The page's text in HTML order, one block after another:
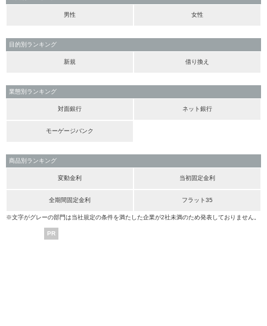
男性 女性
目的別ランキング
新規 借り換え
業態別ランキング
対面銀行 ネット銀行
モーゲージバンク
商品別ランキング
変動金利 当初固定金利
全期間固定金利 フラット35
※文字がグレーの部門は当社規定の条件を満たした企業が2社未満のため発表しておりません。
PR